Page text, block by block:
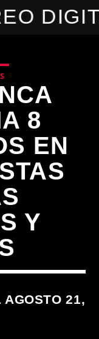
8
EN
Y
AGOSTO 21,